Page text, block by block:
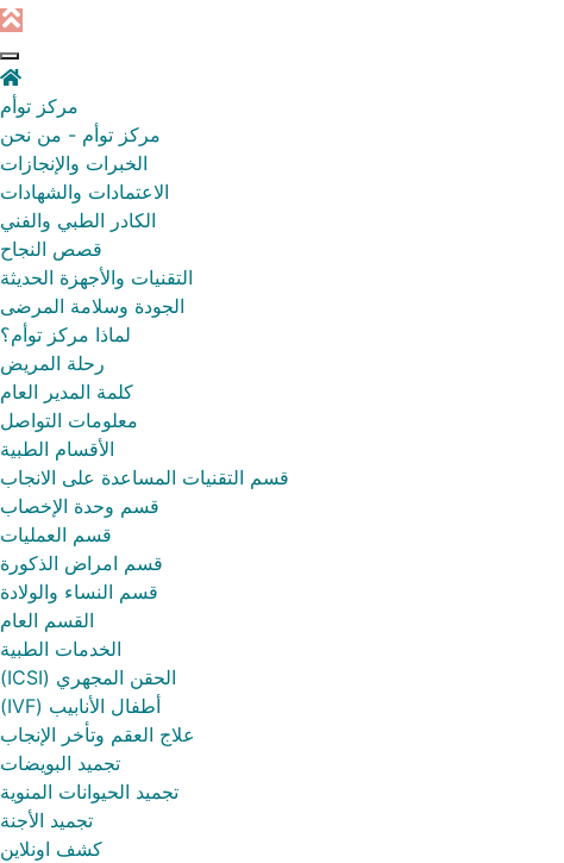
مركز توأم
مركز توأم - من نحن
الخبرات والإنجازات
الاعتمادات والشهادات
الكادر الطبي والفني
قصص النجاح
التقنيات والأجهزة الحديثة
الجودة وسلامة المرضى
لماذا مركز توأم؟
رحلة المريض
كلمة المدير العام
معلومات التواصل
الأقسام الطبية
قسم التقنيات المساعدة على الانجاب
قسم وحدة الإخصاب
قسم العمليات
قسم امراض الذكورة
قسم النساء والولادة
القسم العام
الخدمات الطبية
الحقن المجهري (ICSI)
أطفال الأنابيب (IVF)
علاج العقم وتأخر الإنجاب
تجميد البويضات
تجميد الحيوانات المنوية
تجميد الأجنة
كشف اونلاين